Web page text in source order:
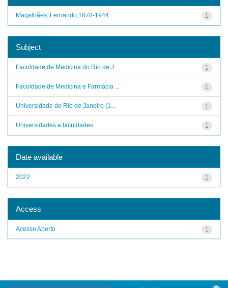
1
Magalhães, Fernando,1878-1944
Subject
1
Faculdade de Medicina do Rio de J...
1
Faculdade de Medicina e Farmácia ...
1
Universidade do Rio de Janeiro (1...
1
Universidades e faculdades
Date available
1
2022
Access
1
Acesso Aberto